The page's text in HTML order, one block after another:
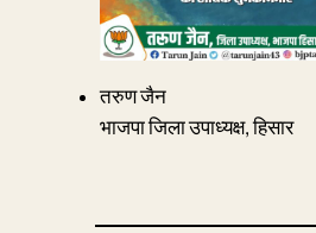
तरुण जैन
भाजपा जिला उपाध्यक्ष, हिसार